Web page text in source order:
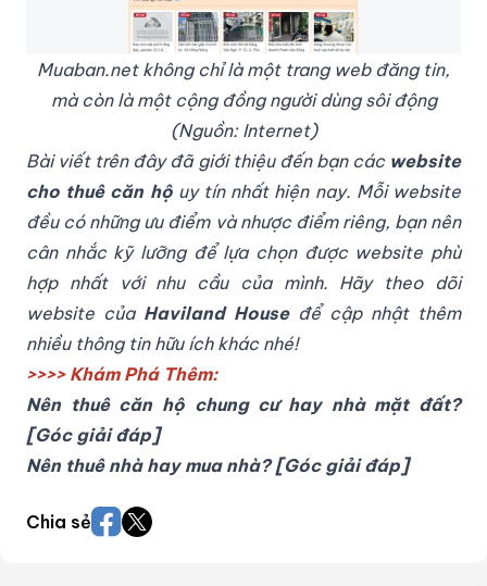
Muaban.net không chỉ là một trang web đăng tin,
mà còn là một cộng đồng người dùng sôi động
(Nguồn: Internet)
Bài viết trên đây đã giới thiệu đến bạn các website
cho thuê căn hộuy tín nhất hiện nay. Mỗi website
đều có những ưu điểm và nhược điểm riêng, bạn nên
cân nhắc kỹ lưỡng để lựa chọn được website phù
hợp nhất với nhu cầu của mình. Hãy theo dõi
website của Haviland Houseđể cập nhật thêm
nhiều thông tin hữu ích khác nhé!
>>>> Khám Phá Thêm:
Nên thuê căn hộ chung cư hay nhà mặt đất?
[Góc giải đáp]
Nên thuê nhà hay mua nhà? [Góc giải đáp]
Chia sẻ